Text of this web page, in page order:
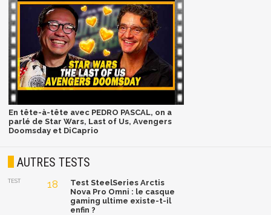
En tête-à-tête avec PEDRO PASCAL, on a
parlé de Star Wars, Last of Us, Avengers
Doomsday et DiCaprio
AUTRES TESTS
TEST 18
Test SteelSeries Arctis
Nova Pro Omni : le casque
gaming ultime existe-t-il
enfin ?